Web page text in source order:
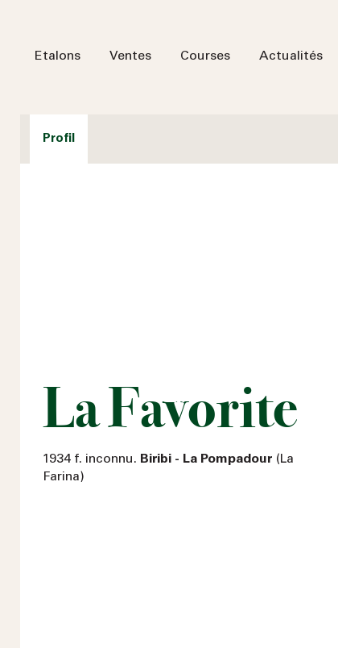
Etalons Ventes Courses Actualités
Profil
La Favorite
1934 f. inconnu. Biribi - La Pompadour (La
Farina)